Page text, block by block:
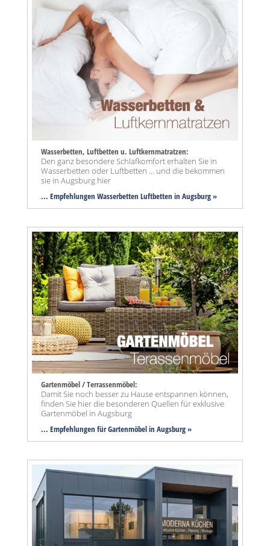
Wasserbetten, Luftbetten u. Luftkernmatratzen:
Den ganz besondere Schlafkomfort erhalten Sie in
Wasserbetten oder Luftbetten ... und die bekommen
sie in Augsburg hier
... Empfehlungen Wasserbetten Luftbetten in Augsburg »
Gartenmöbel / Terrassenmöbel:
Damit Sie noch besser zu Hause entspannen können,
finden Sie hier die besonderen Quellen für exklusive
Gartenmöbel in Augsburg
... Empfehlungen für Gartenmöbel in Augsburg »